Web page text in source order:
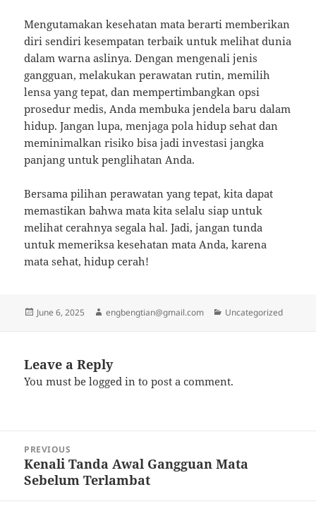
Mengutamakan kesehatan mata berarti memberikan
diri sendiri kesempatan terbaik untuk melihat dunia
dalam warna aslinya. Dengan mengenali jenis
gangguan, melakukan perawatan rutin, memilih
lensa yang tepat, dan mempertimbangkan opsi
prosedur medis, Anda membuka jendela baru dalam
hidup. Jangan lupa, menjaga pola hidup sehat dan
meminimalkan risiko bisa jadi investasi jangka
panjang untuk penglihatan Anda.
Bersama pilihan perawatan yang tepat, kita dapat
memastikan bahwa mata kita selalu siap untuk
melihat cerahnya segala hal. Jadi, jangan tunda
untuk memeriksa kesehatan mata Anda, karena
mata sehat, hidup cerah!
Posted
June 6, 2025 Author
engbengtian@gmail.com Categories
Uncategorized
Leave a Reply
You must belogged in to post a comment.
navigation
PREVIOUS
Previous
post:
Kenali Tanda Awal Gangguan Mata
Sebelum Terlambat